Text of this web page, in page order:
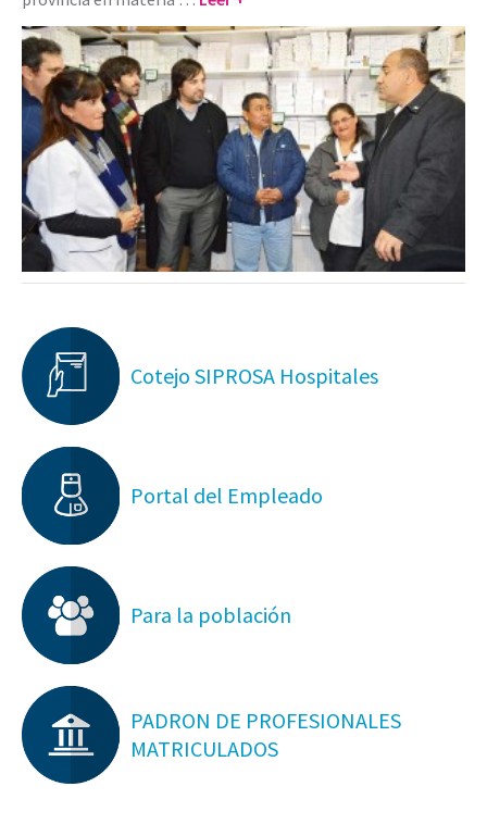
Cotejo SIPROSA Hospitales
Portal del Empleado
Para la población
PADRON DE PROFESIONALES
MATRICULADOS